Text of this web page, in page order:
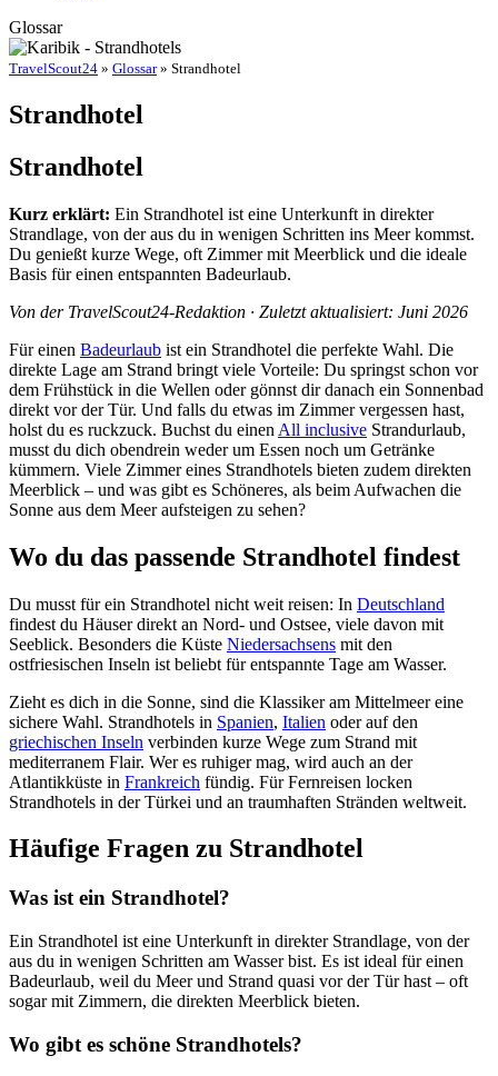
Glossar
TravelScout24 » Glossar» Strandhotel
Strandhotel
Strandhotel
Kurz erklärt: Ein Strandhotel ist eine Unterkunft in direkter
Strandlage, von der aus du in wenigen Schritten ins Meer kommst.
Du genießt kurze Wege, oft Zimmer mit Meerblick und die ideale
Basis für einen entspannten Badeurlaub.
Von der TravelScout24-Redaktion · Zuletzt aktualisiert: Juni 2026
Für einen Badeurlaub ist ein Strandhotel die perfekte Wahl. Die
direkte Lage am Strand bringt viele Vorteile: Du springst schon vor
dem Frühstück in die Wellen oder gönnst dir danach ein Sonnenbad
direkt vor der Tür. Und falls du etwas im Zimmer vergessen hast,
holst du es ruckzuck. Buchst du einen All inclusive Strandurlaub,
musst du dich obendrein weder um Essen noch um Getränke
kümmern. Viele Zimmer eines Strandhotels bieten zudem direkten
Meerblick – und was gibt es Schöneres, als beim Aufwachen die
Sonne aus dem Meer aufsteigen zu sehen?
Wo du das passende Strandhotel findest
Du musst für ein Strandhotel nicht weit reisen: In Deutschland
findest du Häuser direkt an Nord- und Ostsee, viele davon mit
Seeblick. Besonders die Küste Niedersachsens mit den
ostfriesischen Inseln ist beliebt für entspannte Tage am Wasser.
Zieht es dich in die Sonne, sind die Klassiker am Mittelmeer eine
sichere Wahl. Strandhotels in Spanien, Italien oder auf den
griechischen Inseln verbinden kurze Wege zum Strand mit
mediterranem Flair. Wer es ruhiger mag, wird auch an der
Atlantikküste in Frankreich fündig. Für Fernreisen locken
Strandhotels in der Türkei und an traumhaften Stränden weltweit.
Häufige Fragen zu Strandhotel
Was ist ein Strandhotel?
Ein Strandhotel ist eine Unterkunft in direkter Strandlage, von der
aus du in wenigen Schritten am Wasser bist. Es ist ideal für einen
Badeurlaub, weil du Meer und Strand quasi vor der Tür hast – oft
sogar mit Zimmern, die direkten Meerblick bieten.
Wo gibt es schöne Strandhotels?